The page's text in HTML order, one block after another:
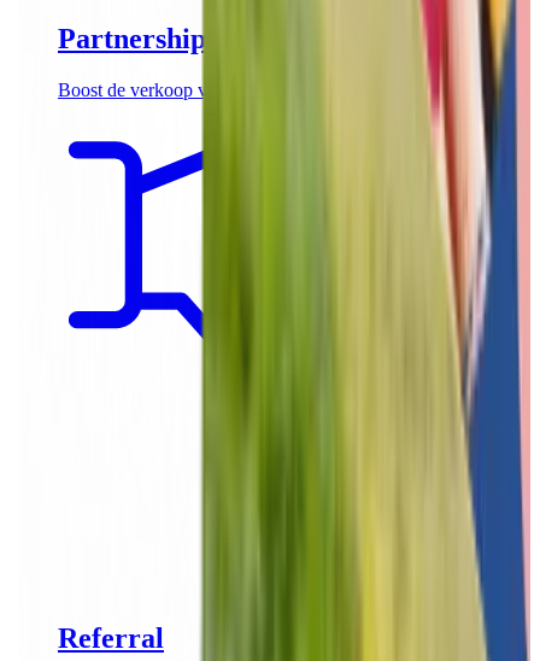
Partnerships
Boost de verkoop van jouw teambuilding activiteiten
Referral